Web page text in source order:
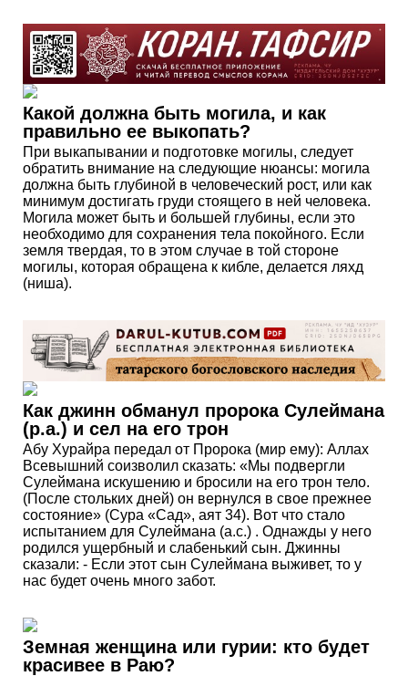
Какой должна быть могила, и как
правильно ее выкопать?
При выкапывании и подготовке могилы, следует
обратить внимание на следующие нюансы: могила
должна быть глубиной в человеческий рост, или как
минимум достигать груди стоящего в ней человека.
Могила может быть и большей глубины, если это
необходимо для сохранения тела покойного. Если
земля твердая, то в этом случае в той стороне
могилы, которая обращена к кибле, делается ляхд
(ниша).
Как джинн обманул пророка Сулеймана
(р.а.) и сел на его трон
Абу Хурайра передал от Пророка (мир ему): Аллах
Всевышний соизволил сказать: «Мы подвергли
Сулеймана искушению и бросили на его трон тело.
(После стольких дней) он вернулся в свое прежнее
состояние» (Сура «Сад», аят 34). Вот что стало
испытанием для Сулеймана (а.с.) . Однажды у него
родился ущербный и слабенький сын. Джинны
сказали: - Если этот сын Сулеймана выживет, то у
нас будет очень много забот.
Земная женщина или гурии: кто будет
красивее в Раю?